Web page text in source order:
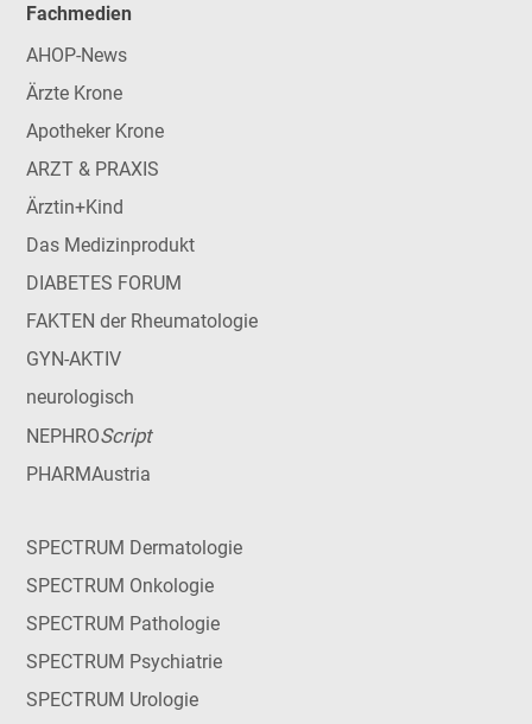
Fachmedien
AHOP-News
Ärzte Krone
Apotheker Krone
ARZT & PRAXIS
Ärztin+Kind
Das Medizinprodukt
DIABETES FORUM
FAKTEN der Rheumatologie
GYN-AKTIV
neurologisch
NEPHROScript
PHARMAustria
SPECTRUM Dermatologie
SPECTRUM Onkologie
SPECTRUM Pathologie
SPECTRUM Psychiatrie
SPECTRUM Urologie